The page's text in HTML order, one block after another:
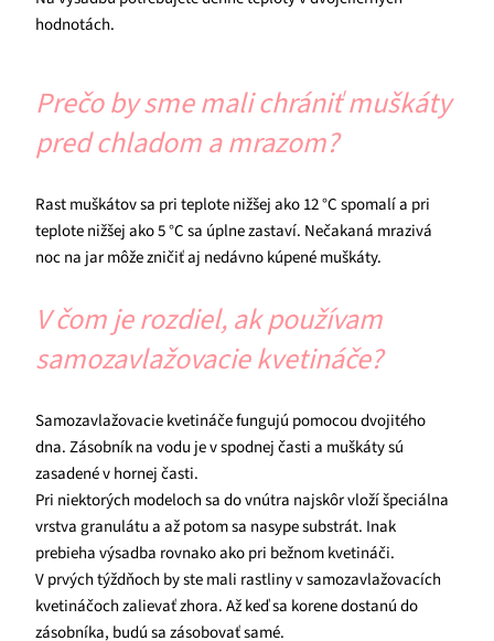
hodnotách.
Prečo by sme mali chrániť muškáty
pred chladom a mrazom?
Rast muškátov sa pri teplote nižšej ako 12 °C spomalí a pri
teplote nižšej ako 5 °C sa úplne zastaví. Nečakaná mrazivá
noc na jar môže zničiť aj nedávno kúpené muškáty.
V čom je rozdiel, ak používam
samozavlažovacie kvetináče?
Samozavlažovacie kvetináče fungujú pomocou dvojitého
dna. Zásobník na vodu je v spodnej časti a muškáty sú
zasadené v hornej časti.
Pri niektorých modeloch sa do vnútra najskôr vloží špeciálna
vrstva granulátu a až potom sa nasype substrát. Inak
prebieha výsadba rovnako ako pri bežnom kvetináči.
V prvých týždňoch by ste mali rastliny v samozavlažovacích
kvetináčoch zalievať zhora. Až keď sa korene dostanú do
zásobníka, budú sa zásobovať samé.